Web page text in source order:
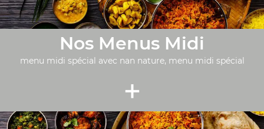
Nos Menus Midi
menu midi spécial avec nan nature, menu midi spécial
+